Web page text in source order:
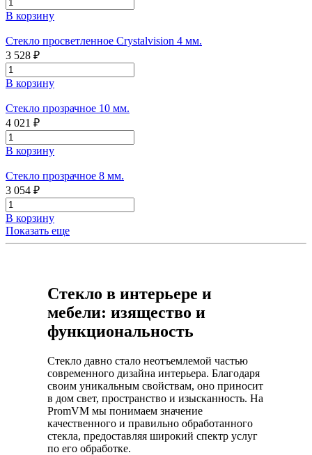
В корзину
Стекло просветленное Crystalvision 4 мм.
3 528 ₽
В корзину
Стекло прозрачное 10 мм.
4 021 ₽
В корзину
Стекло прозрачное 8 мм.
3 054 ₽
В корзину
Показать еще
Стекло в интерьере и
мебели: изящество и
функциональность
Стекло давно стало неотъемлемой частью
современного дизайна интерьера. Благодаря
своим уникальным свойствам, оно приносит
в дом свет, пространство и изысканность. На
PromVM мы понимаем значение
качественного и правильно обработанного
стекла, предоставляя широкий спектр услуг
по его обработке.